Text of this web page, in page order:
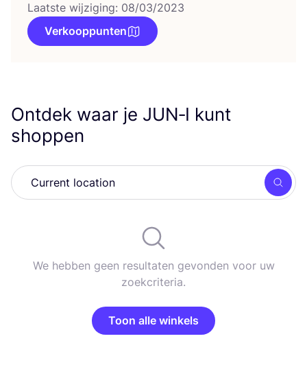
Laatste wijziging: 08/03/2023
Verkooppunten
Ontdek waar je JUN‑I kunt
shoppen
Zoek
We hebben geen resultaten gevonden voor uw
zoekcriteria.
Toon alle winkels